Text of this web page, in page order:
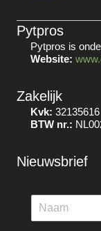
Pytpros
Pytpros is
Website:
Zakelijk
Kvk: 32135616
BTW nr.:
Nieuwsbrief